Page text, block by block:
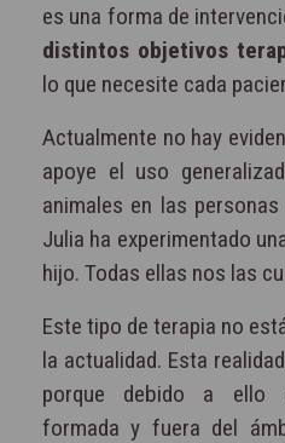
es una forma de
distintos objetivos
lo que necesite cada
Actualmente no hay
apoye el uso
animales en las
Julia ha experimentado
hijo. Todas ellas nos las
Este tipo de terapia no
la actualidad. Esta
porque debido a ello
formada y fuera del